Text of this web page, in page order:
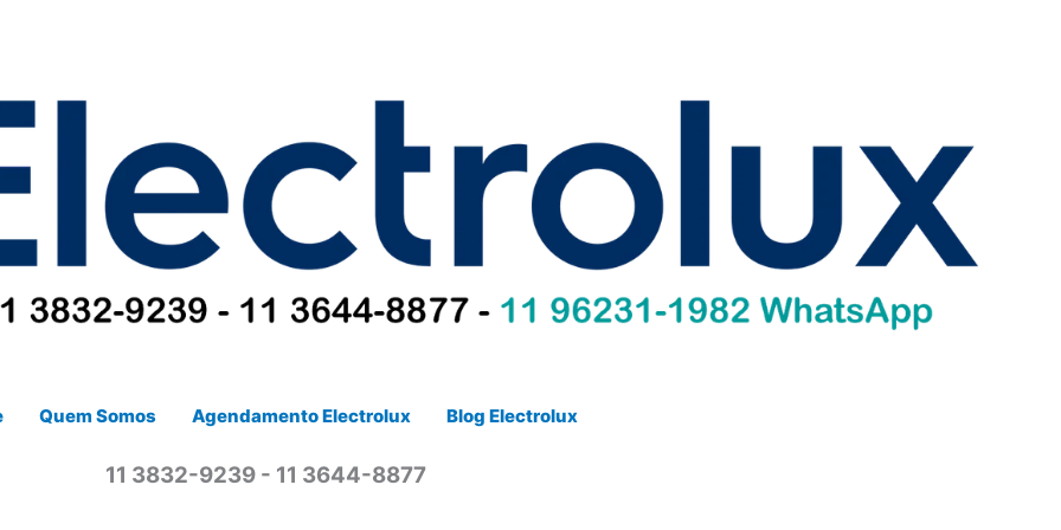
Quem Somos Agendamento Electrolux Blog Electrolux
11 3832-9239 - 11 3644-8877